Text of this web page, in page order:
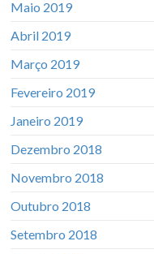
Maio 2019
Abril 2019
Março 2019
Fevereiro 2019
Janeiro 2019
Dezembro 2018
Novembro 2018
Outubro 2018
Setembro 2018